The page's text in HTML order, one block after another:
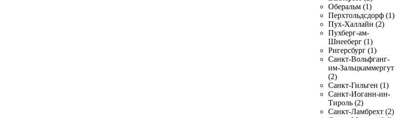
Оберальм (1)
Перхтольдсдорф (1)
Пух-Халлайн (2)
Пухберг-ам-
Шнееберг (1)
Ригерсбург (1)
Санкт-Вольфганг-
им-Зальцкаммергут
(2)
Санкт-Гильген (1)
Санкт-Иоганн-ин-
Тироль (2)
Санкт-Ламбрехт (2)